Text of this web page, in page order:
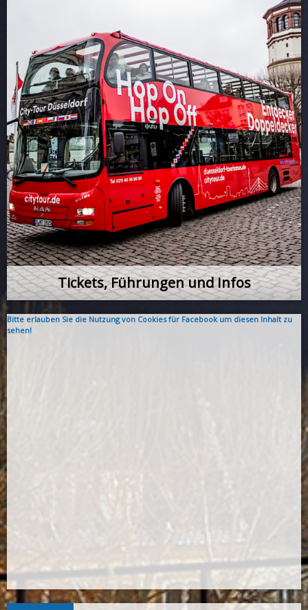
Tickets, Führungen und Infos
Bitte erlauben Sie die Nutzung von Cookies für Facebook um diesen Inhalt zu
sehen!